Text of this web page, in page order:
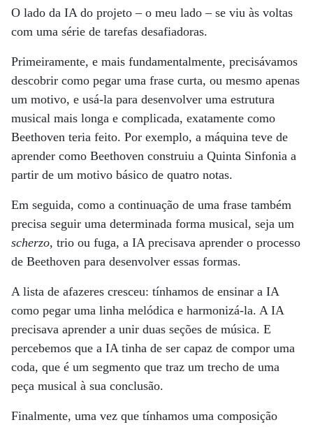
O lado da IA ​​do projeto – o meu lado – se viu às voltas
com uma série de tarefas desafiadoras.
Primeiramente, e mais fundamentalmente, precisávamos
descobrir como pegar uma frase curta, ou mesmo apenas
um motivo, e usá-la para desenvolver uma estrutura
musical mais longa e complicada, exatamente como
Beethoven teria feito. Por exemplo, a máquina teve de
aprender como Beethoven construiu a Quinta Sinfonia a
partir de um motivo básico de quatro notas.
Em seguida, como a continuação de uma frase também
precisa seguir uma determinada forma musical, seja um
scherzo, trio ou fuga, a IA precisava aprender o processo
de Beethoven para desenvolver essas formas.
A lista de afazeres cresceu: tínhamos de ensinar a IA
como pegar uma linha melódica e harmonizá-la. A IA
precisava aprender a unir duas seções de música. E
percebemos que a IA tinha de ser capaz de compor uma
coda, que é um segmento que traz um trecho de uma
peça musical à sua conclusão.
Finalmente, uma vez que tínhamos uma composição